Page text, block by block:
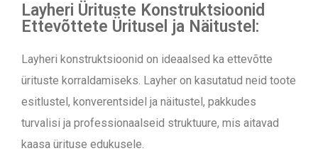
Layheri Ürituste Konstruktsioonid
Ettevõttete Üritusel ja Näitustel:
Layheri konstruktsioonid on ideaalsed ka ettevõtte
ürituste korraldamiseks. Layher on kasutatud neid toote
esitlustel, konverentsidel ja näitustel, pakkudes
turvalisi ja professionaalseid struktuure, mis aitavad
kaasa ürituse edukusele.